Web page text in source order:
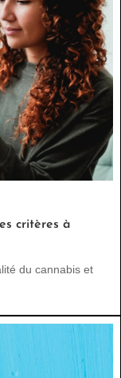
critères à
du cannabis et